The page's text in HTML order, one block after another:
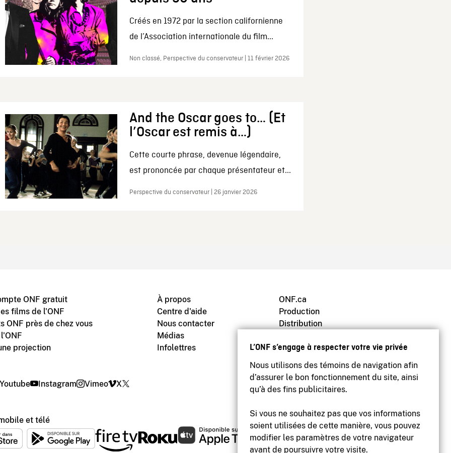
L’ONF s’engage à respecter votre vie privée
Nous utilisons des témoins de navigation afin
d’assurer le bon fonctionnement du site, ainsi
qu’à des fins publicitaires.
Si vous ne souhaitez pas que vos informations
soient utilisées de cette manière, vous pouvez
modifier les paramètres de votre navigateur
avant de poursuivre votre visite.
Créés en 1972 par la section californienne
de l’Association internationale du film...
Non classé, Perspective du conservateur | 11 février 2026
And the Oscar goes to… (Et
l’Oscar est remis à…)
Cette courte phrase, devenue légendaire,
est prononcée par chaque présentateur et...
Perspective du conservateur | 26 janvier 2026
ONF gratuit
films de l'ONF
ONF près de chez vous
projection
À propos
Centre d'aide
Nous contacter
Médias
Infolettres
ONF.ca
Production
Distribution
Archives
Youtube Instagram Vimeo X
et télé